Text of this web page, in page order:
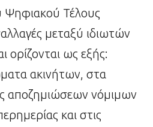
Ψηφιακού Τέλους
μεταξύ ιδιωτών
ορίζονται ως εξής:
ακινήτων, στα
αποζημιώσεων νόμιμων
και στις